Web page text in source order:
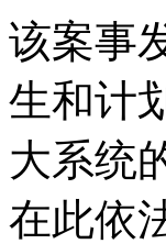
该案事
生和计
大系统
在此依